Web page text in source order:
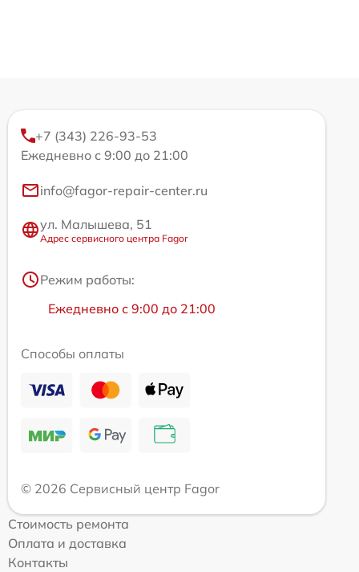
+7 (343) 226-93-53
Ежедневно с 9:00 до 21:00
info@fagor-repair-center.ru
ул. Малышева, 51
Адрес сервисного центра Fagor
Режим работы:
Ежедневно с 9:00 до 21:00
Способы оплаты
© 2026 Сервисный центр Fagor
Стоимость ремонта
Оплата и доставка
Контакты